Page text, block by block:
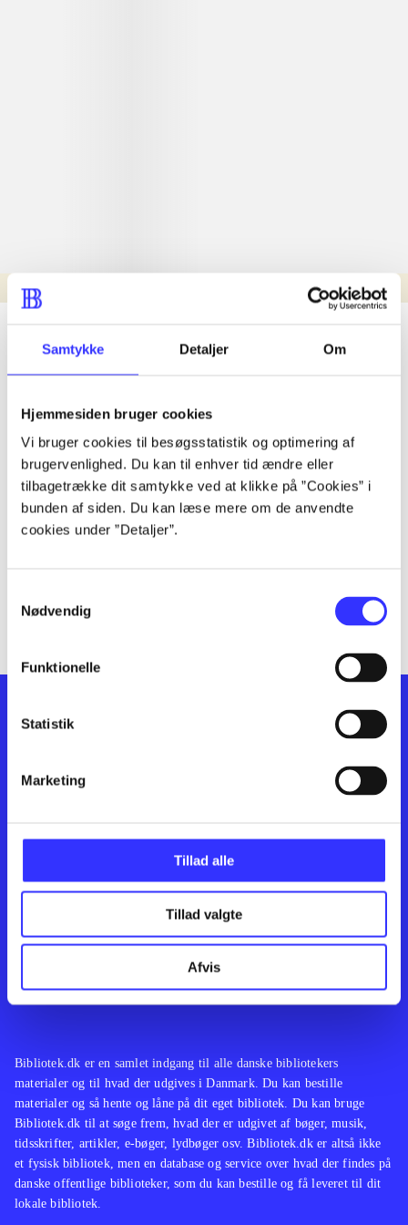
Samtykke Detaljer Om
Hjemmesiden bruger cookies
Vi bruger cookies til besøgsstatistik og optimering af
brugervenlighed. Du kan til enhver tid ændre eller
tilbagetrække dit samtykke ved at klikke på ”Cookies” i
bunden af siden. Du kan læse mere om de anvendte
cookies under ”Detaljer”.
Nødvendig
Funktionelle
Statistik
Marketing
Tillad alle
Tillad valgte
Afvis
Nyhed
lorem ipsum dolor sit amet ...
lorem ipsum dolor sit amet ...
lorem ipsum dolor sit amet ...
lorem ipsum dolor sit amet ...
lorem ipsum dolor sit amet ...
lorem ipsum dolor sit amet ...
lorem ipsum dolor sit amet ...
Feedback
Bibliotek.dk er en samlet indgang til alle danske bibliotekers
materialer og til hvad der udgives i Danmark. Du kan bestille
materialer og så hente og låne på dit eget bibliotek. Du kan bruge
Bibliotek.dk til at søge frem, hvad der er udgivet af bøger, musik,
tidsskrifter, artikler, e-bøger, lydbøger osv. Bibliotek.dk er altså ikke
et fysisk bibliotek, men en database og service over hvad der findes på
danske offentlige biblioteker, som du kan bestille og få leveret til dit
lokale bibliotek.
Kontakt os
English
Artikler
Film
Musik
Noder